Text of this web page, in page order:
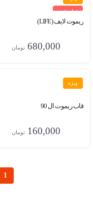
تمام شده
ریموت لایف (LIFE)
680,000 تومان
ویژه
قاب ریموت ال 90
160,000 تومان
1